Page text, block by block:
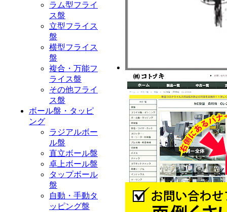
ラム型フライ
ス盤
立型フライス
盤
横型フライス
盤
複合・万能フ
ライス盤
その他フライ
ス盤
ボール盤・タッピ
ング
ラジアルボー
ル盤
直立ボール盤
卓上ボール盤
タップボール
盤
自動・手動タ
ッピング盤